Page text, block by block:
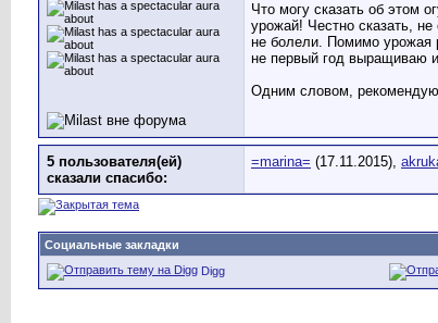
Что могу сказать об этом
урожай! Честно сказать,
не болели. Помимо урожая
не первый год выращиваю
Одним словом,
5 пользователя(ей)
сказали cпасибо:
=marina= (17.11.2015),
Социальные закладки
Digg